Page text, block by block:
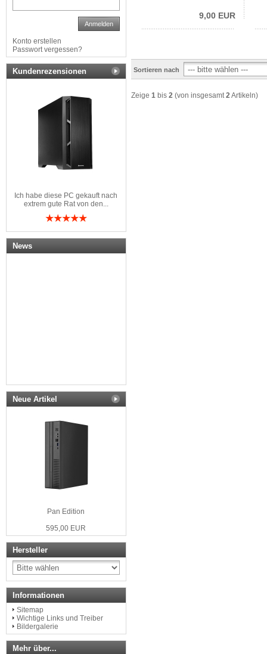
9,00 EUR
Sortieren nach
Zeige 1 bis 2 (von insgesamt2Artikeln)
Anmelden
Konto erstellen
Passwort vergessen?
Kundenrezensionen
Ich habe diese PC gekauft nach
extrem gute Rat von den...
News
Neue Artikel
Pan Edition
595,00 EUR
Hersteller
Informationen
Sitemap
Wichtige Links und Treiber
Bildergalerie
Mehr über...